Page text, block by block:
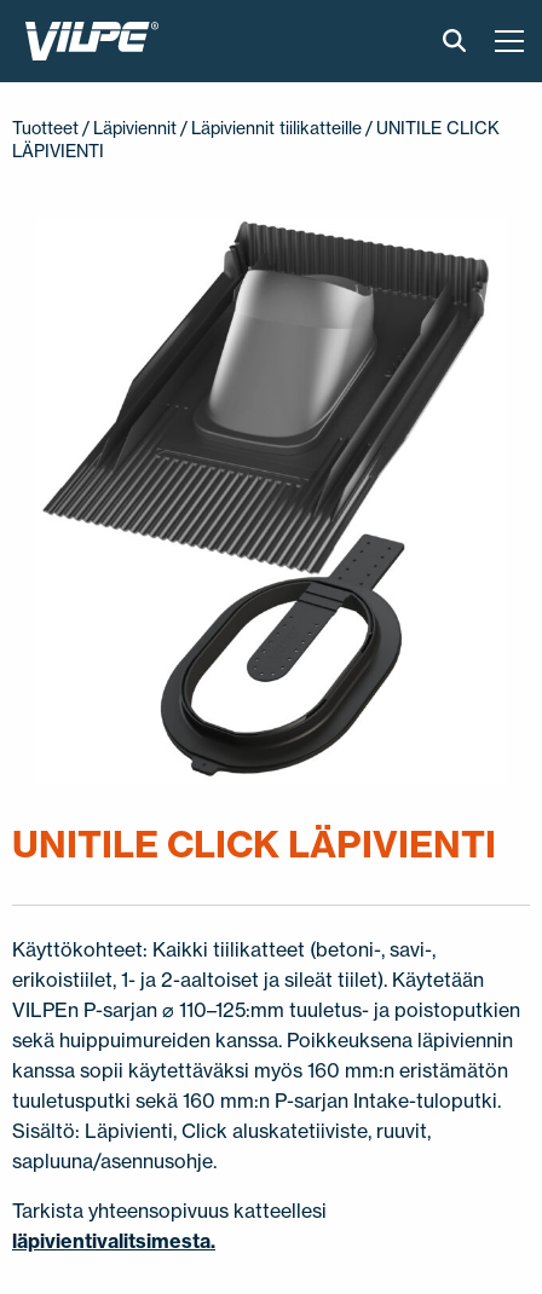
ASENNUS JA MATERIAALIT
AJANKOHTAISTA
VASTUULLISUUS
YRITYS
OTA YHTEYTTÄ
SV-FI LT LV
Tuotteet / Läpiviennit / Läpiviennit tiilikatteille / UNITILE CLICK
LÄPIVIENTI
UNITILE CLICK LÄPIVIENTI
Käyttökohteet: Kaikki tiilikatteet (betoni-, savi-,
erikoistiilet, 1- ja 2-aaltoiset ja sileät tiilet). Käytetään
VILPEn P-sarjan ⌀ 110–125:mm tuuletus- ja poistoputkien
sekä huippuimureiden kanssa. Poikkeuksena läpiviennin
kanssa sopii käytettäväksi myös 160 mm:n eristämätön
tuuletusputki sekä 160 mm:n P-sarjan Intake-tuloputki.
Sisältö: Läpivienti, Click aluskatetiiviste, ruuvit,
sapluuna/asennusohje.
Tarkista yhteensopivuus katteellesi
läpivientivalitsimesta.